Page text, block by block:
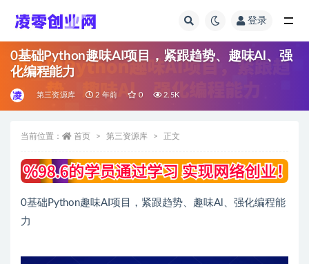
登录
0基础Python趣味AI项目，紧跟趋势、趣味Al、强
化编程能力
第三资源库 2 年前 0 2.5K
当前位置： 首页 第三资源库 正文
0基础Python趣味AI项目，紧跟趋势、趣味Al、强化编程能
力